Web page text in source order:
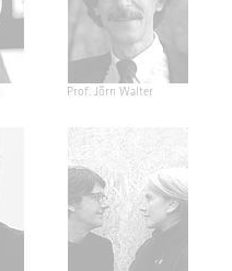
Prof. Jörn Walter